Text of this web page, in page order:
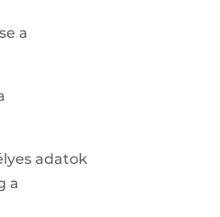
a
adatok
a